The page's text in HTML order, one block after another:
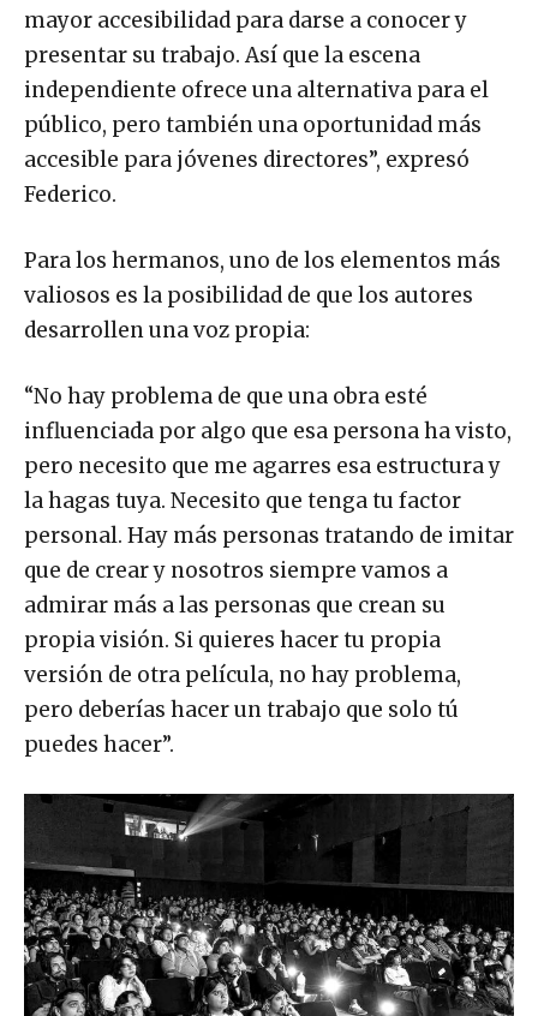
mayor accesibilidad para darse a conocer y
presentar su trabajo. Así que la escena
independiente ofrece una alternativa para el
público, pero también una oportunidad más
accesible para jóvenes directores”, expresó
Federico.
Para los hermanos, uno de los elementos más
valiosos es la posibilidad de que los autores
desarrollen una voz propia:
“No hay problema de que una obra esté
influenciada por algo que esa persona ha visto,
pero necesito que me agarres esa estructura y
la hagas tuya. Necesito que tenga tu factor
personal. Hay más personas tratando de imitar
que de crear y nosotros siempre vamos a
admirar más a las personas que crean su
propia visión. Si quieres hacer tu propia
versión de otra película, no hay problema,
pero deberías hacer un trabajo que solo tú
puedes hacer”.